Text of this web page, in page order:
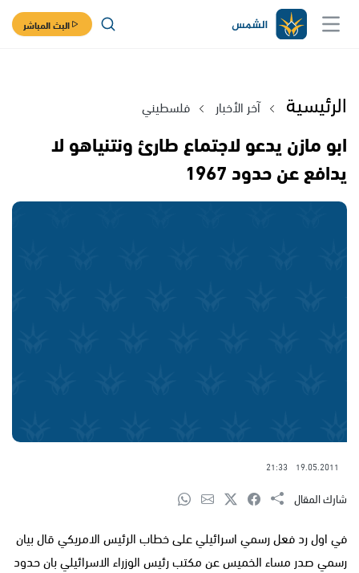
البث المباشر
الرئيسية آخر الأخبار فلسطيني
ابو مازن يدعو لاجتماع طارئ ونتنياهو لا
يدافع عن حدود 1967
19.05.2011
21:33
شارك المقال
في اول رد فعل رسمي اسرائيلي على خطاب الرئيس الامريكي قال بيان
رسمي صدر مساء الخميس عن مكتب رئيس الوزراء الاسرائيلي بان حدود